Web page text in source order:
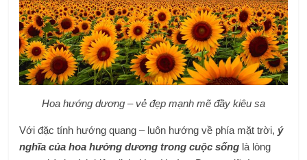
Hoa hướng dương – vẻ đẹp mạnh mẽ đầy kiêu sa
Với đặc tính hướng quang – luôn hướng về phía mặt trời, ý
nghĩa của hoa hướng dương trong cuộc sống là lòng